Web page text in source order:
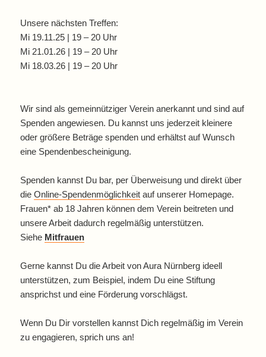
Unsere nächsten Treffen:
Mi 19.11.25 | 19 – 20 Uhr
Mi 21.01.26 | 19 – 20 Uhr
Mi 18.03.26 | 19 – 20 Uhr
Wir sind als gemeinnütziger Verein anerkannt und sind auf
Spenden angewiesen. Du kannst uns jederzeit kleinere
oder größere Beträge spenden und erhältst auf Wunsch
eine Spendenbescheinigung.
Spenden kannst Du bar, per Überweisung und direkt über
dieOnline-Spendenmöglichkeit auf unserer Homepage.
Frauen* ab 18 Jahren können dem Verein beitreten und
unsere Arbeit dadurch regelmäßig unterstützen.
Siehe Mitfrauen
Gerne kannst Du die Arbeit von Aura Nürnberg ideell
unterstützen, zum Beispiel, indem Du eine Stiftung
ansprichst und eine Förderung vorschlägst.
Wenn Du Dir vorstellen kannst Dich regelmäßig im Verein
zu engagieren, sprich uns an!